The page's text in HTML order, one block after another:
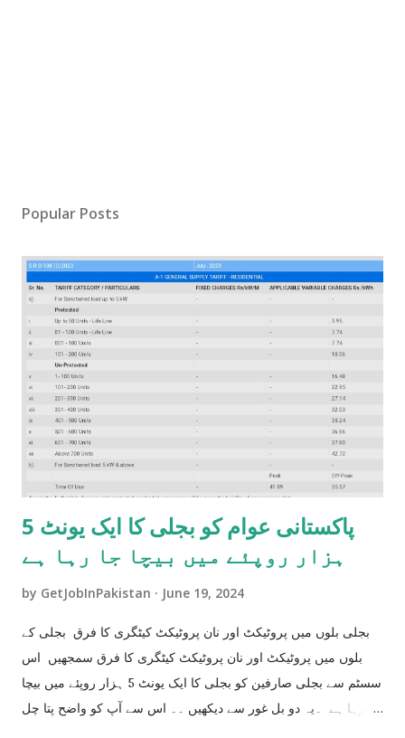
Popular Posts
پاکستانی عوام کو بجلی کا ایک یونٹ 5
ہزار روپئے میں بیچا جا رہا ہے
by GetJobInPakistan June 19, 2024
بجلی بلوں میں پروٹیکٹ اور نان پروٹیکٹ کیٹگری کا فرق بجلی کے
بلوں میں پروٹیکٹ اور نان پروٹیکٹ کیٹگری کا فرق سمجھیں اس
سسٹم سے بجلی صارفین کو بجلی کا ایک یونٹ 5 ہزار روپئے میں بیچا
جا رہا ہے ۔یہ دو بل غور سے دیکھیں ۔۔ اس سے آپ کو واضح پتا چل